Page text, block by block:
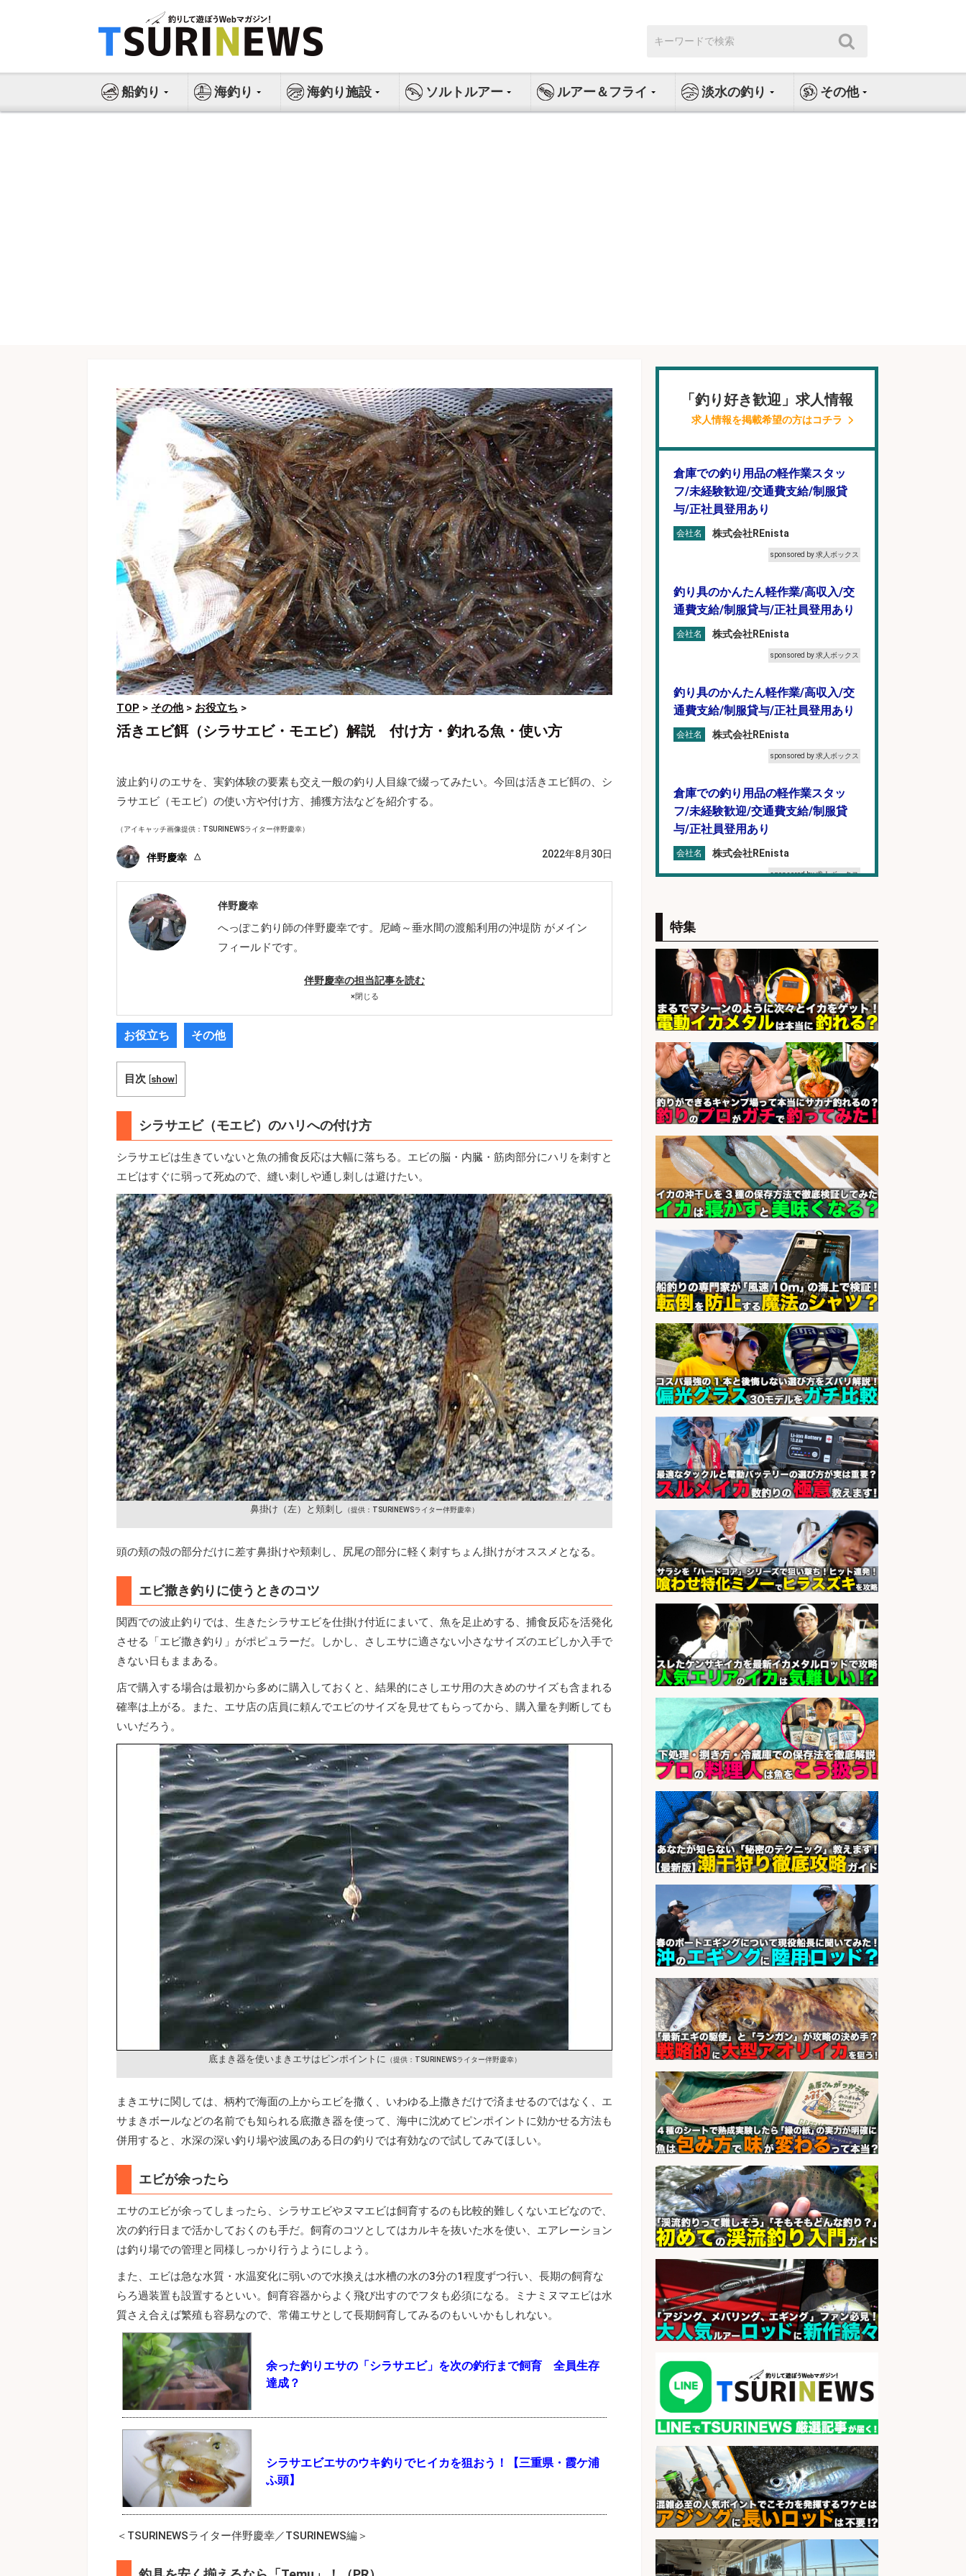
ス
索:
船釣り 海釣り 海釣り施設 ソルトルアー ルアー＆フライ 淡水の釣り その他
TOP > その他> お役立ち >
活きエビ餌（シラサエビ・モエビ）解説 付け方・釣れる魚・使い方
波止釣りのエサを、実釣体験の要素も交え一般の釣り人目線で綴ってみたい。今回は活きエビ餌の、シ
ラサエビ（モエビ）の使い方や付け方、捕獲方法などを紹介する。
（アイキャッチ画像提供：TSURINEWSライター伴野慶幸）
伴野慶幸 2022年8月30日
伴野慶幸
へっぽこ釣り師の伴野慶幸です。尼崎～垂水間の渡船利用の沖堤防 がメイン
フィールドです。
伴野慶幸の担当記事を読む
×閉じる
お役立ち その他
目次 [show]
シラサエビ（モエビ）のハリへの付け方
シラサエビは生きていないと魚の捕食反応は大幅に落ちる。エビの脳・内臓・筋肉部分にハリを刺すと
エビはすぐに弱って死ぬので、縫い刺しや通し刺しは避けたい。
鼻掛け（左）と頬刺し （提供：TSURINEWSライター伴野慶幸）
頭の頬の殻の部分だけに差す鼻掛けや頬刺し、尻尾の部分に軽く刺すちょん掛けがオススメとなる。
エビ撒き釣りに使うときのコツ
関西での波止釣りでは、生きたシラサエビを仕掛け付近にまいて、魚を足止めする、捕食反応を活発化
させる「エビ撒き釣り」がポピュラーだ。しかし、さしエサに適さない小さなサイズのエビしか入手で
きない日もままある。
店で購入する場合は最初から多めに購入しておくと、結果的にさしエサ用の大きめのサイズも含まれる
確率は上がる。また、エサ店の店員に頼んでエビのサイズを見せてもらってから、購入量を判断しても
いいだろう。
底まき器を使いまきエサはピンポイントに （提供：TSURINEWSライター伴野慶幸）
まきエサに関しては、柄杓で海面の上からエビを撒く、いわゆる上撒きだけで済ませるのではなく、エ
サまきボールなどの名前でも知られる底撒き器を使って、海中に沈めてピンポイントに効かせる方法も
併用すると、水深の深い釣り場や波風のある日の釣りでは有効なので試してみてほしい。
エビが余ったら
エサのエビが余ってしまったら、シラサエビやヌマエビは飼育するのも比較的難しくないエビなので、
次の釣行日まで活かしておくのも手だ。飼育のコツとしてはカルキを抜いた水を使い、エアレーション
は釣り場での管理と同様しっかり行うようにしよう。
また、エビは急な水質・水温変化に弱いので水換えは水槽の水の3分の1程度ずつ行い、長期の飼育な
らろ過装置も設置するといい。飼育容器からよく飛び出すのでフタも必須になる。ミナミヌマエビは水
質さえ合えば繁殖も容易なので、常備エサとして長期飼育してみるのもいいかもしれない。
余った釣りエサの「シラサエビ」を次の釣行まで飼育 全員生存
達成？
シラサエビエサのウキ釣りでヒイカを狙おう！【三重県・霞ケ浦
ふ頭】
＜TSURINEWSライター伴野慶幸／TSURINEWS編＞
「釣り好き歓迎」求人情報
求人情報を掲載希望の方はコチラ
倉庫での釣り用品の軽作業スタッ
フ/未経験歓迎/交通費支給/制服貸
与/正社員登用あり
会社名 株式会社REnista
sponsored by 求人ボックス
釣り具のかんたん軽作業/高収入/交
通費支給/制服貸与/正社員登用あり
会社名 株式会社REnista
sponsored by 求人ボックス
釣り具のかんたん軽作業/高収入/交
通費支給/制服貸与/正社員登用あり
会社名 株式会社REnista
sponsored by 求人ボックス
倉庫での釣り用品の軽作業スタッ
フ/未経験歓迎/交通費支給/制服貸
与/正社員登用あり
会社名 株式会社REnista
sponsored by 求人ボックス
アシスタントのお仕事/残業なし/即
日勤務可/営業事務/軽作業
会社名 株式会社パソナ
sponsored by 求人ボックス
和食, 居酒屋/キッチンスタッフ/天草
の魚と馬刺しの店 キッチンスタッフ
正社員募集
会社名
天草の魚と馬刺しの店 魚粋 天草
の魚と馬刺しの店 魚粋
sponsored by 求人ボックス
和食, 日本料理・懐石料理/店長・店
長候補/本物を知る大人の隠れ家!魚
の価値を上げ、地域を元気に!店長候
補募集
会社名 酒場あらかぶ 酒場あらかぶ
sponsored by 求人ボックス
製造「組立・加工」/釣り具部品の
製造企業にてNC旋盤加工機の操作
日勤寮完備
会社名 フジアルテ株式会社
sponsored by 求人ボックス
釣り具のかんたん軽作業/高収入/交
通費支給/制服貸与/正社員登用あり
会社名 株式会社REnista
sponsored by 求人ボックス
精肉・青果・鮮魚販売/「志布志
市」「時給1,150円〜」志布志駅か
ら車5分/お魚のカットや商品の陳列
業務/残業少なめ×車通勤OK×時間選
べる/鹿児島県/志布志市
会社名 株式会社ホットスタッフ鹿児島
sponsored by 求人ボックス
さらに求人情報を見る
特集